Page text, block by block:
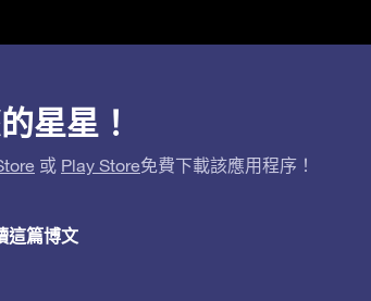
星星！
或 Play Store免費下載該應用程序！
這篇博文